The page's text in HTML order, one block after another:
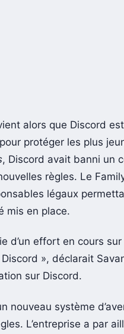
alors que Discord
protéger les plus
, Discord avait banni un
règles. Le
légaux
mis en place.
d’un effort en cours sur
», déclarait
sur Discord.
nouveau système
L’entreprise a par